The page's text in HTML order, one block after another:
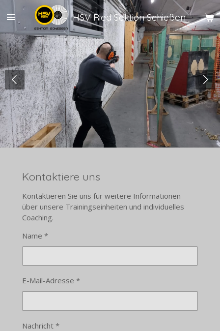
Hauptinhalt
springen
HSV Ried Sektion Schießen
Kontaktiere uns
Kontaktieren Sie uns für weitere Informationen
über unsere Trainingseinheiten und individuelles
Coaching.
Name *
E-Mail-Adresse *
Nachricht *